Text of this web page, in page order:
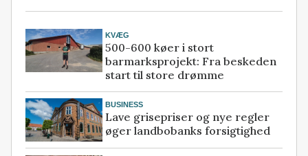
KVÆG
500-600 køer i stort
barmarksprojekt: Fra beskeden
start til store drømme
BUSINESS
Lave grisepriser og nye regler
øger landbobanks forsigtighed